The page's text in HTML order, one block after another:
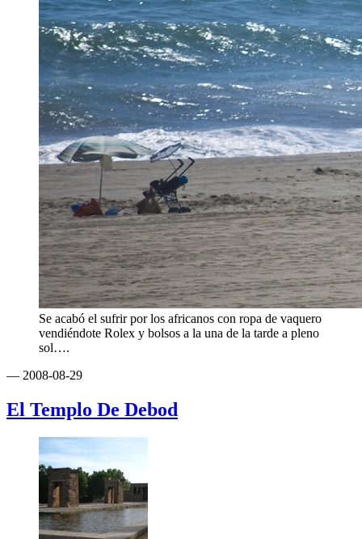
Se acabó el sufrir por los africanos con ropa de vaquero
vendiéndote Rolex y bolsos a la una de la tarde a pleno
sol….
— 2008-08-29
El Templo De Debod